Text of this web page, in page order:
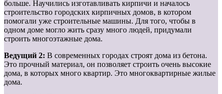
больше. Научились изготавливать кирпичи и началось
строительство городских кирпичных домов, в котором
помогали уже строительные машины. Для того, чтобы в
одном доме могло жить сразу много людей, придумали
строить многоэтажные дома.
Ведущий 2: В современных городах строят дома из бетона.
Это прочный материал, он позволяет строить очень высокие
дома, в которых много квартир. Это многоквартирные жилые
дома.